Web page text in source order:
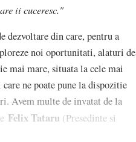
ii cuceresc."
dezvoltare din care, pentru a
noi oportunitati, alaturi de
mai mare, situata la cele mai
ne poate pune la dispozitie
Avem multe de invatat de la
Felix Tataru (Presedinte si